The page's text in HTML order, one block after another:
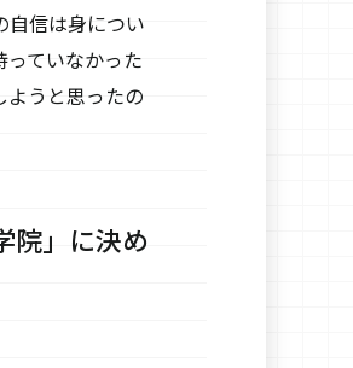
自信は身につい
ていなかった
ようと思ったの
院」に決め